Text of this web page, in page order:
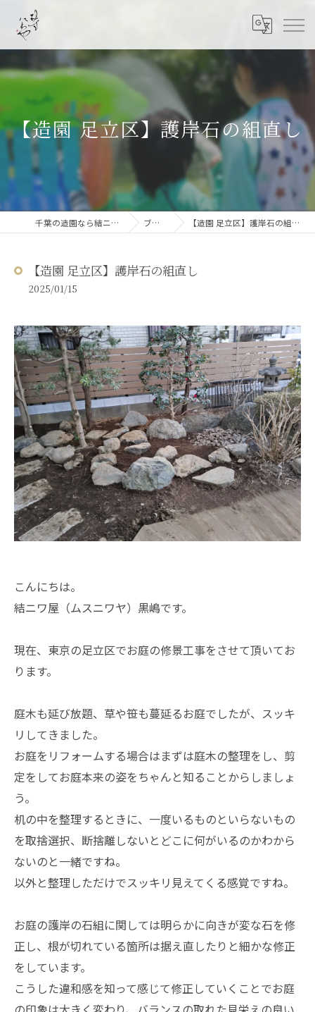
【造園 足立区】護岸石の組直し
千葉の造園なら結ニワ屋 ブログ 【造園 足立区】護岸石の組直し
【造園 足立区】護岸石の組直し
2025/01/15
こんにちは。
結ニワ屋（ムスニワヤ）黒嶋です。
現在、東京の足立区でお庭の修景工事をさせて頂いてお
ります。
庭木も延び放題、草や笹も蔓延るお庭でしたが、スッキ
リしてきました。
お庭をリフォームする場合はまずは庭木の整理をし、剪
定をしてお庭本来の姿をちゃんと知ることからしましょ
う。
机の中を整理するときに、一度いるものといらないもの
を取捨選択、断捨離しないとどこに何がいるのかわから
ないのと一緒ですね。
以外と整理しただけでスッキリ見えてくる感覚ですね。
お庭の護岸の石組に関しては明らかに向きが変な石を修
正し、根が切れている箇所は据え直したりと細かな修正
をしています。
こうした違和感を知って感じて修正していくことでお庭